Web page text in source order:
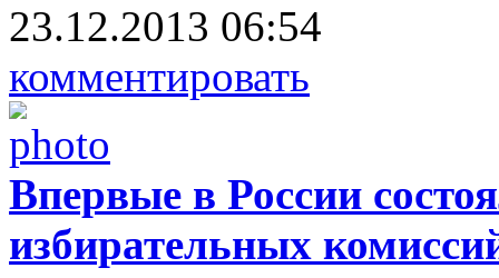
23.12.2013 06:54
комментировать
Впервые в России
избирательных